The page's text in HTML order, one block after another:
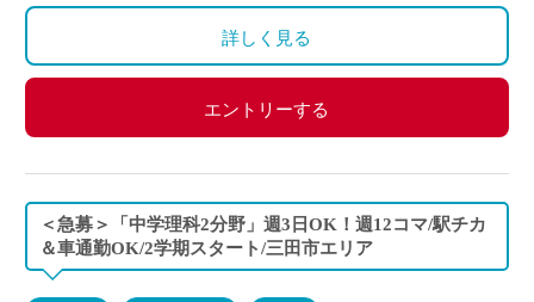
詳しく見る
エントリーする
＜急募＞「中学理科2分野」週3日OK！週12コマ/駅チカ
＆車通勤OK/2学期スタート/三田市エリア